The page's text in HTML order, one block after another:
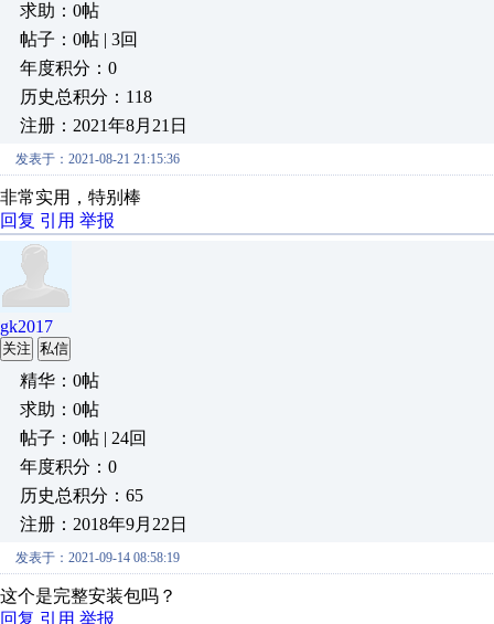
求助：0帖
帖子：0帖 | 3回
年度积分：0
历史总积分：118
注册：2021年8月21日
发表于：2021-08-21 21:15:36
非常实用，特别棒
回复 引用 举报
gk2017
关注 私信
精华：0帖
求助：0帖
帖子：0帖 | 24回
年度积分：0
历史总积分：65
注册：2018年9月22日
发表于：2021-09-14 08:58:19
这个是完整安装包吗？
回复 引用 举报